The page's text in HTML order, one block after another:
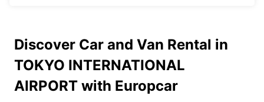
Discover Car and Van Rental in
TOKYO INTERNATIONAL
AIRPORT with Europcar